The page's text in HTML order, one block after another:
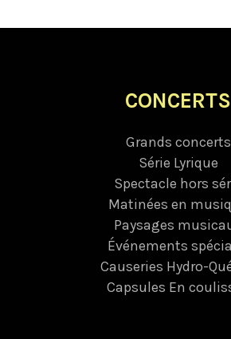
CONCERTS
Grands concerts
Série Lyrique
Spectacle hors
Matinées en
Paysages
Événements
Causeries Hydro-
Capsules En